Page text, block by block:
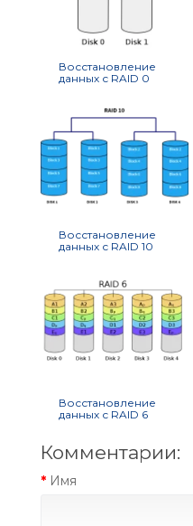
Восстановление
данных с RAID 0
Восстановление
данных с RAID 10
Восстановление
данных с RAID 6
Комментарии:
Имя